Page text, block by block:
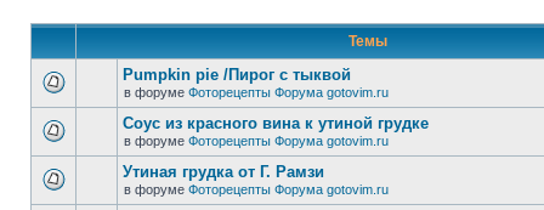
Темы
Pumpkin pie /Пирог с тыквой
в форуме Фоторецепты Форума gotovim.ru
Соус из красного вина к утиной грудке
в форуме Фоторецепты Форума gotovim.ru
Утиная грудка от Г. Рамзи
в форуме Фоторецепты Форума gotovim.ru